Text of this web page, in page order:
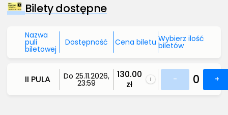
Bilety dostępne
Nazwa
puli
biletowej
Dostępność Cena biletu Wybierz ilość
biletów
II PULA Do 25.11.2026,
23:59
130.00
zł
i - 0 +